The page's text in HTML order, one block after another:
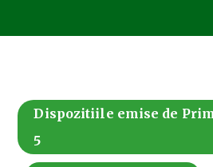
Dispozitiile emise de
5